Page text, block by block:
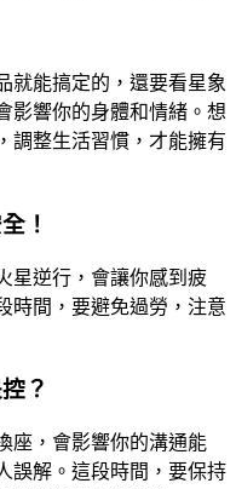
就能搞定的，還要看星象
影響你的身體和情緒。想
調整生活習慣，才能擁有
！
星逆行，會讓你感到疲
時間，要避免過勞，注意
？
座，會影響你的溝通能
誤解。這段時間，要保持